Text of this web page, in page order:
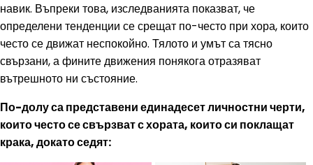
навик. Въпреки това, изследванията показват, че
определени тенденции се срещат по-често при хора, които
често се движат неспокойно. Тялото и умът са тясно
свързани, а фините движения понякога отразяват
вътрешното ни състояние.
По-долу са представени единадесет личностни черти,
които често се свързват с хората, които си поклащат
крака, докато седят: